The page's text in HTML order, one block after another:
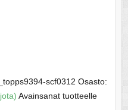
scf0312 Osasto:
Avainsanat tuotteelle